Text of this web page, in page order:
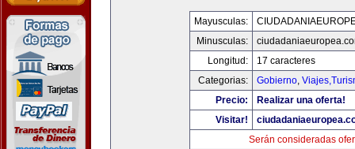
Mayusculas:
Minusculas:
Longitud:
17 caracteres
Categorias:
Gobierno,
Precio:
Realizar una oferta!
Visitar!
Serán consideradas